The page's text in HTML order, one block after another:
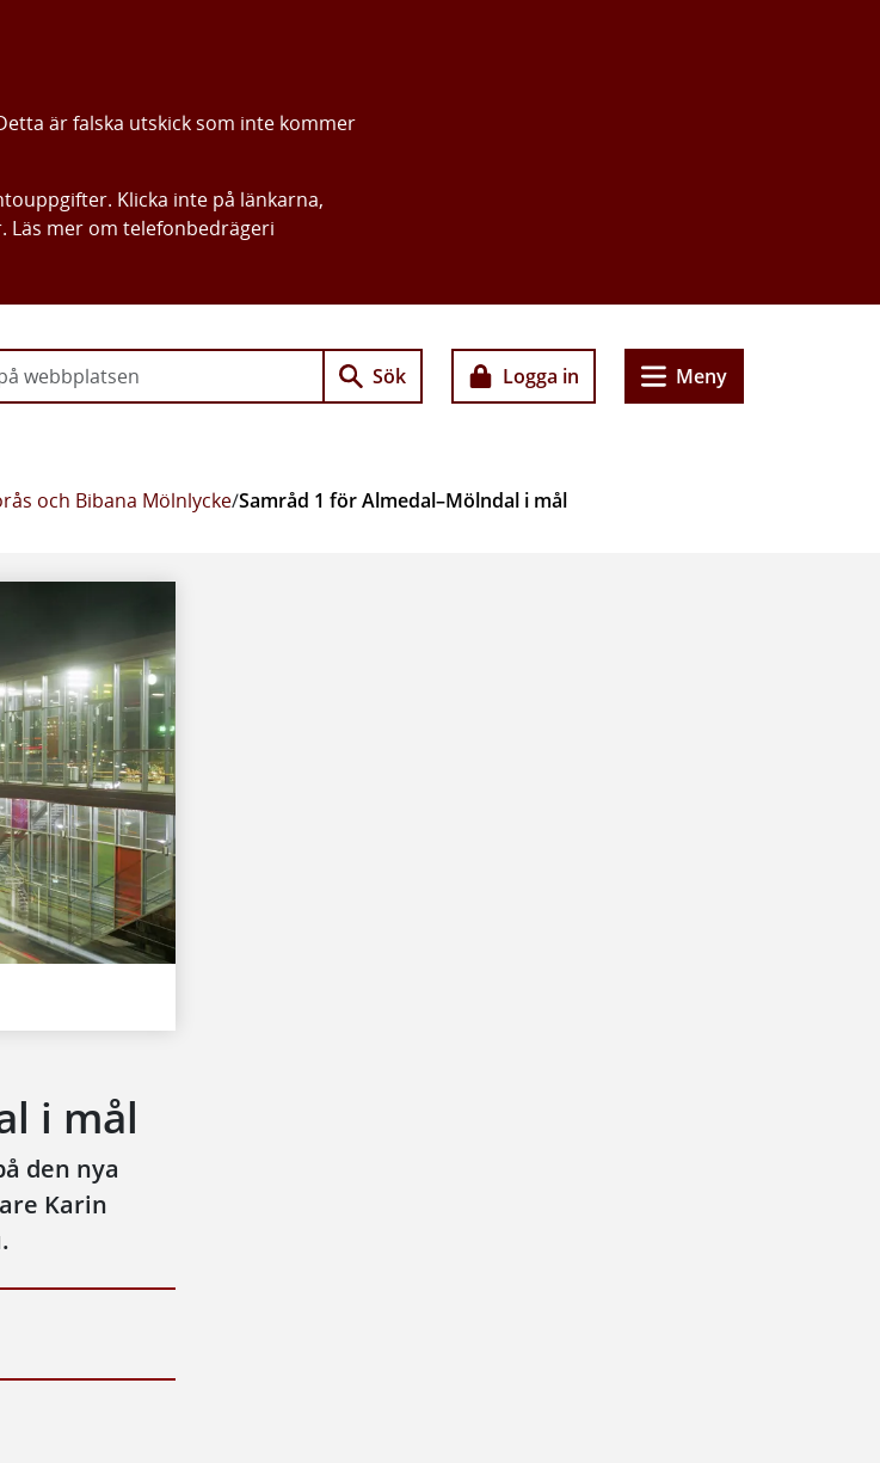
är falska utskick som inte kommer
Klicka inte på länkarna,
Läs mer om telefonbedrägeri
Sök Logga in Meny
och Bibana Mölnlycke/Samråd 1 för Almedal–Mölndal i mål
i mål
den nya
Karin